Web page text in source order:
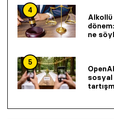
4
Alkollü
ne
5
sosyal